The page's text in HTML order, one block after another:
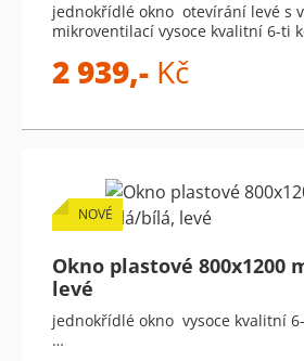
jednokřídlé okno otevírání levé s
mikroventilací vysoce kvalitní 6-ti
2 939,- Kč
NOVÉ
Okno plastové 800x1200
levé
jednokřídlé okno vysoce kvalitní
…